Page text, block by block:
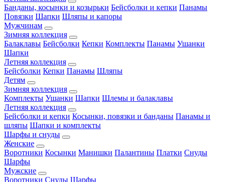
Банданы, косынки и козырьки Бейсболки и кепки Панамы
Повязки Шапки Шляпы и капоры
Мужчинам
Зимняя коллекция
Балаклавы Бейсболки Кепки Комплекты Панамы Ушанки
Шапки
Летняя коллекция
Бейсболки Кепки Панамы Шляпы
Детям
Зимняя коллекция
Комплекты Ушанки Шапки Шлемы и балаклавы
Летняя коллекция
Бейсболки и кепки Косынки, повязки и банданы Панамы и
шляпы Шапки и комплекты
Шарфы и снуды
Женские
Воротники Косынки Манишки Палантины Платки Снуды
Шарфы
Мужские
Воротники Снуды Шарфы